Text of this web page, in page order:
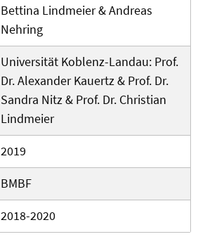
Bettina Lindmeier & Andreas
Nehring
Universität Koblenz-Landau: Prof.
Dr. Alexander Kauertz & Prof. Dr.
Sandra Nitz & Prof. Dr. Christian
Lindmeier
2019
BMBF
2018-2020